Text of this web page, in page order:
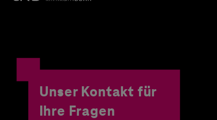
Unser Kontakt für
Ihre Fragen